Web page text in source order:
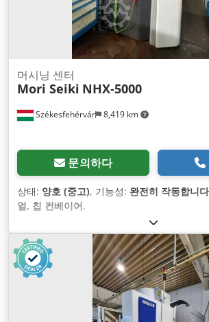
Székesfehérvár 8,419 km
머시닝 센터
Mori Seiki NHX-5000
문의하다
상태: 양호 (중고), 기능성: 완전히 작동합니다
얼, 칩 컨베이어,